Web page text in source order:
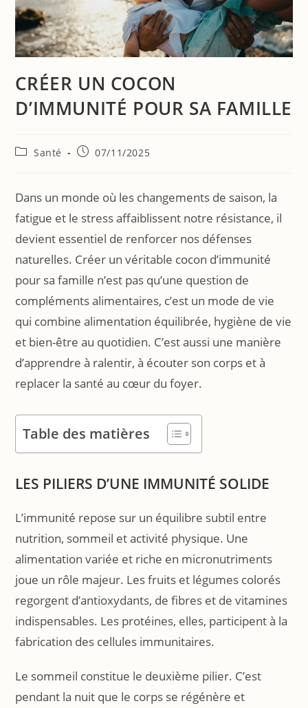
CRÉER UN COCON
D’IMMUNITÉ POUR SA FAMILLE
Santé 07/11/2025
Dans un monde où les changements de saison, la
fatigue et le stress affaiblissent notre résistance, il
devient essentiel de renforcer nos défenses
naturelles. Créer un véritable cocon d’immunité
pour sa famille n’est pas qu’une question de
compléments alimentaires, c’est un mode de vie
qui combine alimentation équilibrée, hygiène de vie
et bien-être au quotidien. C’est aussi une manière
d’apprendre à ralentir, à écouter son corps et à
replacer la santé au cœur du foyer.
Table des matières
LES PILIERS D’UNE IMMUNITÉ SOLIDE
L’immunité repose sur un équilibre subtil entre
nutrition, sommeil et activité physique. Une
alimentation variée et riche en micronutriments
joue un rôle majeur. Les fruits et légumes colorés
regorgent d’antioxydants, de fibres et de vitamines
indispensables. Les protéines, elles, participent à la
fabrication des cellules immunitaires.
Le sommeil constitue le deuxième pilier. C’est
pendant la nuit que le corps se régénère et